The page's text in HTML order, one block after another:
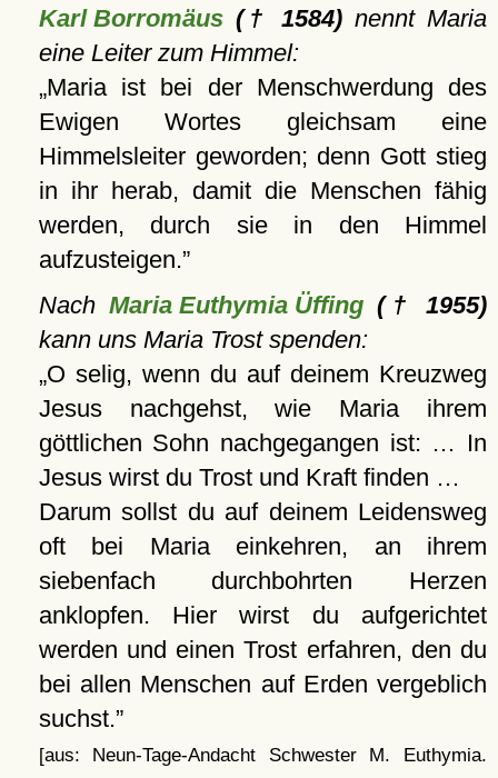
Karl Borromäus(† 1584)nennt Maria
eine Leiter zum Himmel:
Maria ist bei der Menschwerdung des
Ewigen Wortes gleichsam eine
Himmelsleiter geworden; denn Gott stieg
in ihr herab, damit die Menschen fähig
werden, durch sie in den Himmel
aufzusteigen.
NachMaria Euthymia Üffing († 1955)
kann uns Maria Trost spenden:
O selig, wenn du auf deinem Kreuzweg
Jesus nachgehst, wie Maria ihrem
göttlichen Sohn nachgegangen ist: … In
Jesus wirst du Trost und Kraft finden …
Darum sollst du auf deinem Leidensweg
oft bei Maria einkehren, an ihrem
siebenfach durchbohrten Herzen
anklopfen. Hier wirst du aufgerichtet
werden und einen Trost erfahren, den du
bei allen Menschen auf Erden vergeblich
suchst.
[aus: Neun-Tage-Andacht Schwester M. Euthymia.